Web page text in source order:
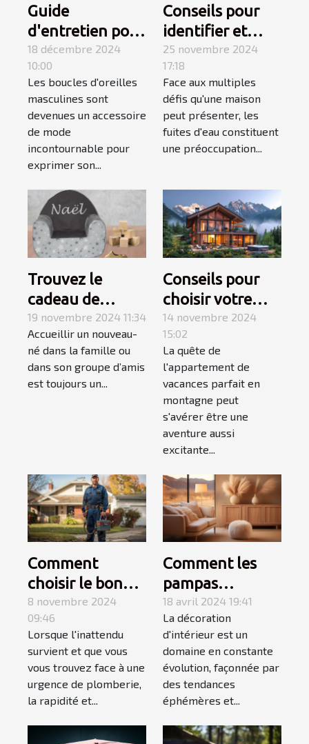
Guide
d'entretien pour
boucles
d'oreilles
masculines
18 décembre 2024
10:00
Les boucles d'oreilles
masculines sont
devenues un accessoire
de mode
incontournable pour
exprimer son...
Conseils pour
identifier et
réparer les
fuites d'eau
chez soi
25 novembre 2024
17:18
Face aux multiples
défis qu'une maison
peut présenter, les
fuites d'eau constituent
une préoccupation...
Trouvez le
cadeau de
naissance
parfait avec les
produits
personnalisés de
19 novembre 2024 11:34
Accueillir un nouveau-
né dans la famille ou
dans son groupe d’amis
est toujours un...
Conseils pour
choisir votre
appartement de
vacances en
montagne
14 novembre 2024
15:02
La quête de
l'appartement de
vacances parfait en
montagne peut
s'avérer être une
aventure aussi
excitante...
Comment
choisir le bon
service de
dépannage en
plomberie
d'urgence
8 novembre 2024
09:46
Lorsque l'inattendu
survient et que vous
vous trouvez face à une
urgence de plomberie,
la rapidité et...
Comment les
pampas
influencent les
tendances en
décoration
d'intérieur en
2023
18 avril 2024 19:41
La décoration
d'intérieur est un
domaine en constante
évolution, façonnée par
des tendances
éphémères et...